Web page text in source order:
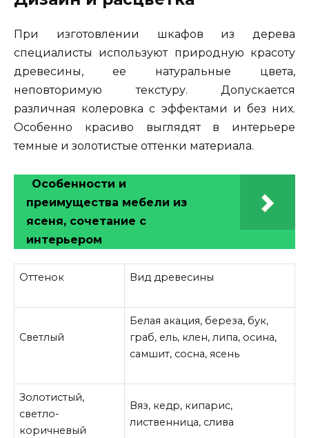
При изготовлении шкафов из дерева
специалисты используют природную красоту
древесины, ее натуральные цвета,
неповторимую текстуру. Допускается
различная колеровка с эффектами и без них.
Особенно красиво выглядят в интерьере
темные и золотистые оттенки материала.
Особенности и
преимущества мебели из
ясеня, сочетание с
интерьером
Оттенок Вид древесины
Светлый
Белая акация, береза, бук,
граб, ель, клен, липа, осина,
самшит, сосна, ясень
Золотистый,
светло-
коричневый
Вяз, кедр, кипарис,
лиственница, слива